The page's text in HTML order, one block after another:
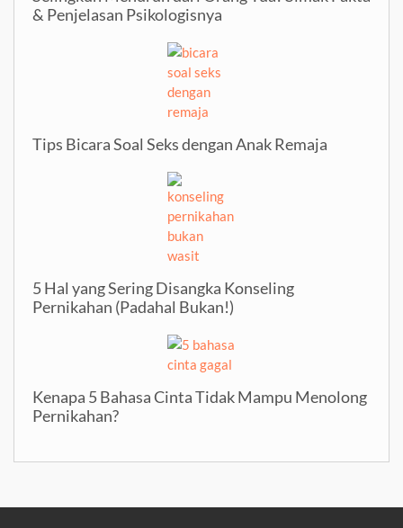
& Penjelasan Psikologisnya
Tips Bicara Soal Seks dengan Anak Remaja
5 Hal yang Sering Disangka Konseling
Pernikahan (Padahal Bukan!)
Kenapa 5 Bahasa Cinta Tidak Mampu Menolong
Pernikahan?